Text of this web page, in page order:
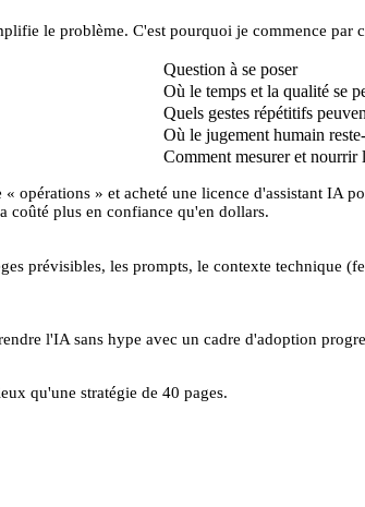
le problème. C'est pourquoi je commence par
Question à se poser
Où le temps et la qualité se
Quels gestes répétitifs
Où le jugement humain
Comment mesurer et nourrir
opérations » et acheté une licence d'assistant
coûté plus en confiance qu'en dollars.
prévisibles, les prompts, le contexte technique
l'IA sans hype avec un cadre d'adoption
qu'une stratégie de 40 pages.